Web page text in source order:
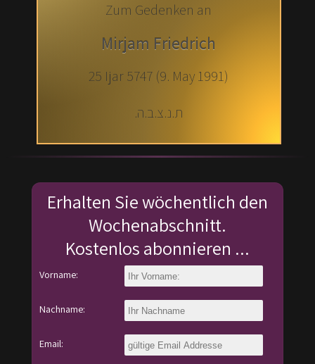
Zum Gedenken an
Mirjam Friedrich
25 Ijar 5747 (9. May 1991)
ת.נ.צ.ב.ה.
Erhalten Sie wöchentlich den
Wochenabschnitt.
Kostenlos abonnieren ...
Vorname:
Nachname:
Email: